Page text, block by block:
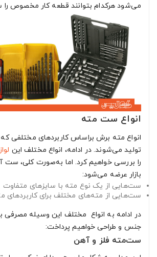
می‌شود هرکدام بتوانند قطعه کار مخصوص را
انواع ست مته
انواع مته برش براساس کاربردهای مختلفی که
تولید می‌شوند. در ادامه، انواع مختلف این
را بررسی خواهیم کرد. اما به‌صورت کلی، ست
بازار عرضه می‌شود:
ست‌هایی از یک نوع مته با سایزهای متفاوت
ست‌هایی از مته‌های مختلف برای کاربردهای
در ادامه به انواع مختلف این وسیله مصرفی
جنس و طراحی خواهیم پرداخت:
ست‌مته فلز و آهن